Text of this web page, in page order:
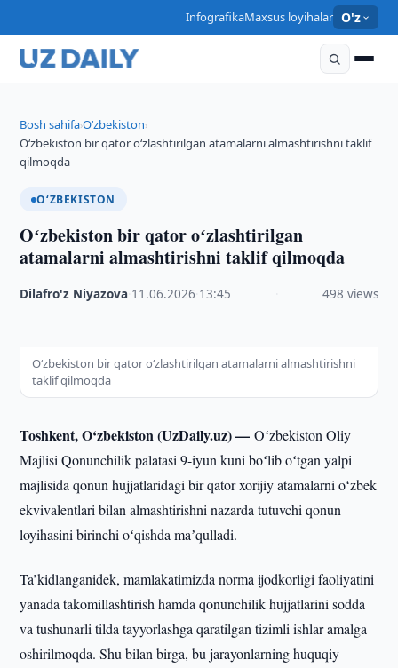
InfografikaMaxsus loyihalar O'z
Bosh sahifa›O‘zbekiston›
Oʻzbekiston bir qator oʻzlashtirilgan atamalarni almashtirishni taklif
qilmoqda
O‘ZBEKISTON
Oʻzbekiston bir qator oʻzlashtirilgan
atamalarni almashtirishni taklif qilmoqda
Dilafro'z Niyazova 11.06.2026 13:45 498 views
Oʻzbekiston bir qator oʻzlashtirilgan atamalarni almashtirishni
taklif qilmoqda
Toshkent, O‘zbekiston (UzDaily.uz) —Oʻzbekiston Oliy
Majlisi Qonunchilik palatasi 9-iyun kuni boʻlib oʻtgan yalpi
majlisida qonun hujjatlaridagi bir qator xorijiy atamalarni oʻzbek
ekvivalentlari bilan almashtirishni nazarda tutuvchi qonun
loyihasini birinchi oʻqishda maʼqulladi.
Ta’kidlanganidek, mamlakatimizda norma ijodkorligi faoliyatini
yanada takomillashtirish hamda qonunchilik hujjatlarini sodda
va tushunarli tilda tayyorlashga qaratilgan tizimli ishlar amalga
oshirilmoqda. Shu bilan birga, bu jarayonlarning huquqiy